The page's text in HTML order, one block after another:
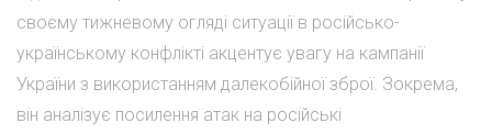
своєму тижневому огляді ситуації в російсько-
українському конфлікті акцентує увагу на кампанії
України з використанням далекобійної зброї. Зокрема,
він аналізує посилення атак на російські